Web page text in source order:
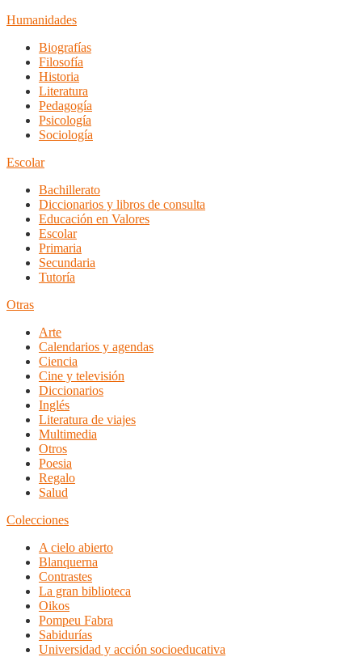
Humanidades
Biografías
Filosofía
Historia
Literatura
Pedagogía
Psicología
Sociología
Escolar
Bachillerato
Diccionarios y libros de consulta
Educación en Valores
Escolar
Primaria
Secundaria
Tutoría
Otras
Arte
Calendarios y agendas
Ciencia
Cine y televisión
Diccionarios
Inglés
Literatura de viajes
Multimedia
Otros
Poesia
Regalo
Salud
Colecciones
A cielo abierto
Blanquerna
Contrastes
La gran biblioteca
Oikos
Pompeu Fabra
Sabidurías
Universidad y acción socioeducativa